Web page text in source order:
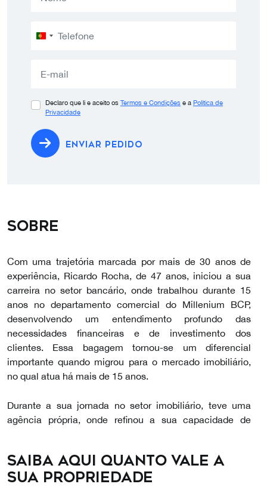
Portugal
Declaro que li e aceito os Termos e Condições e a Política de
Privacidade
ENVIAR PEDIDO
Sobre
Com uma trajetória marcada por mais de 30 anos de
experiência, Ricardo Rocha, de 47 anos, iniciou a sua
carreira no setor bancário, onde trabalhou durante 15
anos no departamento comercial do Millenium BCP,
desenvolvendo um entendimento profundo das
necessidades financeiras e de investimento dos
clientes. Essa bagagem tornou-se um diferencial
importante quando migrou para o mercado imobiliário,
no qual atua há mais de 15 anos.
Durante a sua jornada no setor imobiliário, teve uma
agência própria, onde refinou a sua capacidade de
grandes impulsionadores do seu trabalho: ver a
realização dos seus sonhos é o que o motiva a buscar
Saiba aqui quanto vale a
sua propriedade